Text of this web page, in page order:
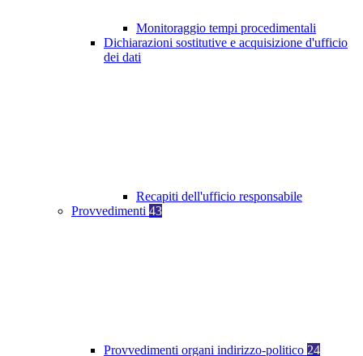
Monitoraggio tempi procedimentali
Dichiarazioni sostitutive e acquisizione d'ufficio
dei dati
Recapiti dell'ufficio responsabile
Provvedimenti 43
Provvedimenti organi indirizzo-politico 24